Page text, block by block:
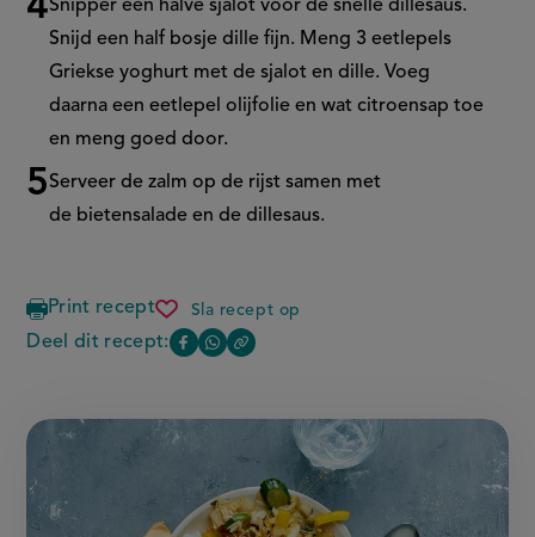
Snipper een halve sjalot voor de snelle dillesaus.
Snijd een half bosje dille fijn. Meng 3 eetlepels
Griekse yoghurt met de sjalot en dille. Voeg
daarna een eetlepel olijfolie en wat citroensap toe
en meng goed door.
Serveer de zalm op de rijst samen met
de bietensalade en de dillesaus.
Print recept Sla recept op
bietensalade
met
gegrilde
Deel dit recept:
Deel
pagina
Facebook
(opent
Deel
pagina
WhatsApp
(opent
Copy
of
page